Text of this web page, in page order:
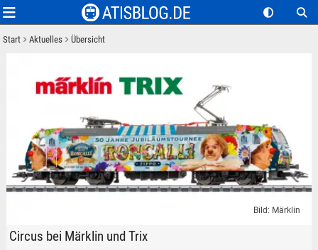
Start Aktuelles Übersicht
Märklin TRIX Circus Roncalli Elektrolokomotive Baureihe 185 Modell in
Bild: Märklin
Circus bei Märklin und Trix